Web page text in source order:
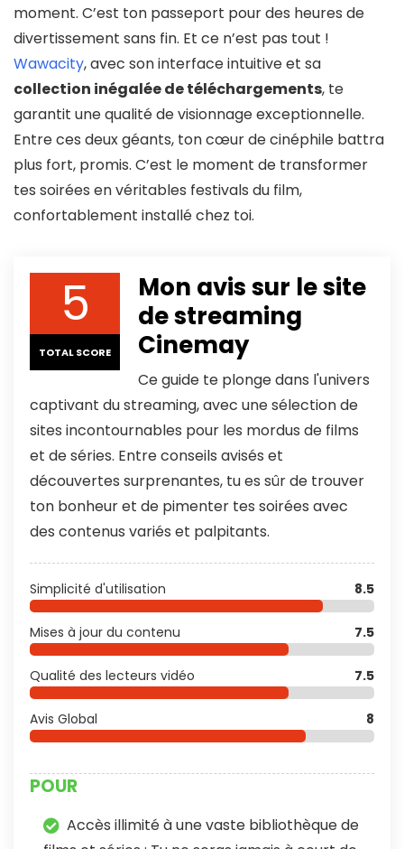
moment. C’est ton passeport pour des heures de
divertissement sans fin. Et ce n’est pas tout !
Wawacity, avec son interface intuitive et sa
collection inégalée de téléchargements, te
garantit une qualité de visionnage exceptionnelle.
Entre ces deux géants, ton cœur de cinéphile battra
plus fort, promis. C’est le moment de transformer
tes soirées en véritables festivals du film,
confortablement installé chez toi.
5
TOTAL SCORE
Mon avis sur le site
de streaming
Cinemay
Ce guide te plonge dans l'univers
captivant du streaming, avec une sélection de
sites incontournables pour les mordus de films
et de séries. Entre conseils avisés et
découvertes surprenantes, tu es sûr de trouver
ton bonheur et de pimenter tes soirées avec
des contenus variés et palpitants.
Simplicité d'utilisation 8.5
Mises à jour du contenu 7.5
Qualité des lecteurs vidéo 7.5
Avis Global 8
POUR
Accès illimité à une vaste bibliothèque de